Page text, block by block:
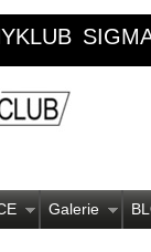
Galerie